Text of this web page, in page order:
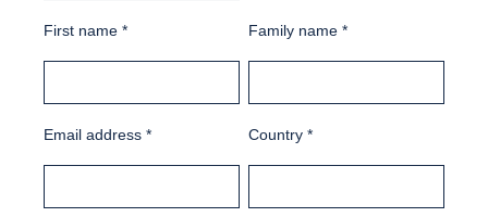
First name * Family name*
Email address * Country*